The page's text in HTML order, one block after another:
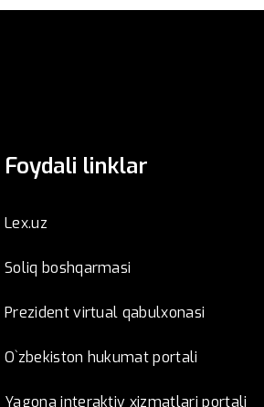
Foydali linklar
Lex.uz
Soliq boshqarmasi
Prezident virtual qabulxonasi
O`zbekiston hukumat portali
Yagona interaktiv xizmatlari portali